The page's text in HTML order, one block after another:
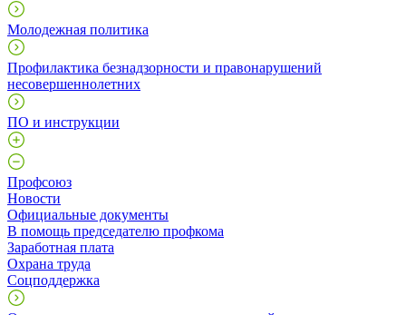
Молодежная политика
Профилактика безнадзорности и правонарушений
несовершеннолетних
ПО и инструкции
Профcоюз
Новости
Официальные документы
В помощь председателю профкома
Заработная плата
Охрана труда
Соцподдержка